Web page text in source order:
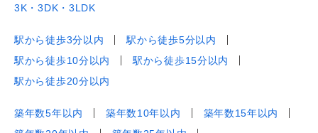
3K・3DK・3LDK
駅から徒歩3分以内
駅から徒歩5分以内
駅から徒歩10分以内
駅から徒歩15分以内
駅から徒歩20分以内
築年数5年以内 築年数10年以内
築年数15年以内